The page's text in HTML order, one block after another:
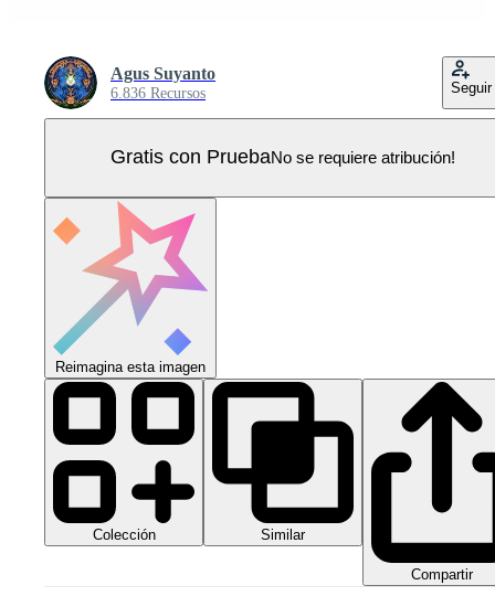
Agus Suyanto
6.836 Recursos Seguir
Gratis con PruebaNo se requiere atribución!
Reimagina esta imagen
Colección Similar
Compartir